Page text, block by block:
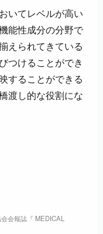
いてレベルが高い
能性成分の分野で
えられてきている
つけることができ
することができる
渡し的な役割にな
会報誌『 MEDICAL